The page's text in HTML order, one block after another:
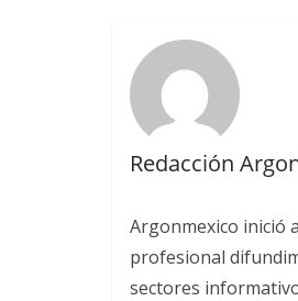
Redacción
Argonmexico inició
profesional
sectores